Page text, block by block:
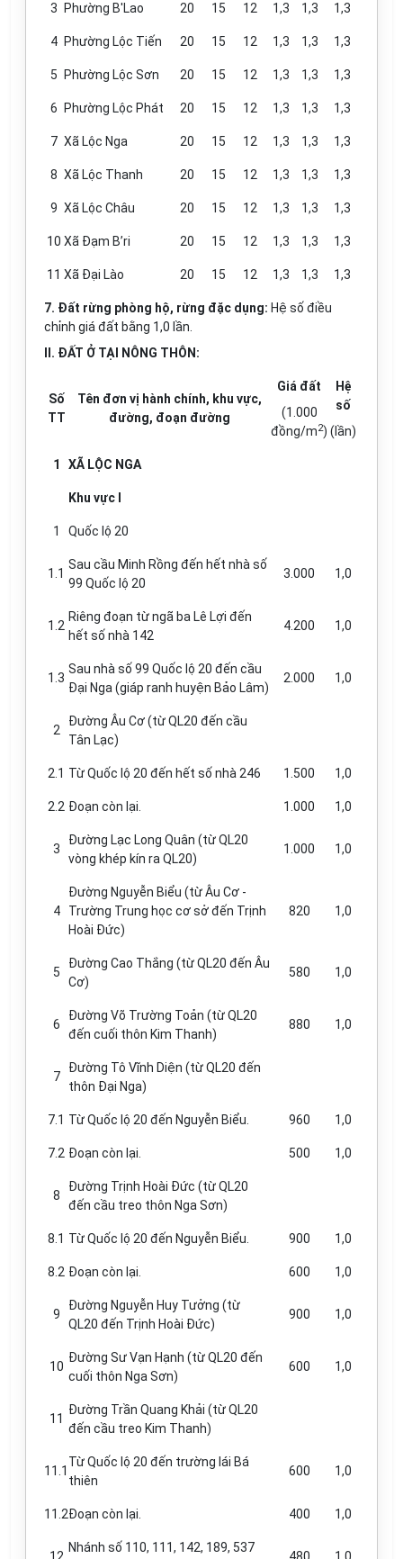
3 Phường B'Lao 20 15 12 1,3 1,3 1,3
4 Phường Lộc Tiến 20 15 12 1,3 1,3 1,3
5 Phường Lộc Sơn 20 15 12 1,3 1,3 1,3
6 Phường Lộc Phát 20 15 12 1,3 1,3 1,3
7 Xã Lộc Nga 20 15 12 1,3 1,3 1,3
8 Xã Lộc Thanh 20 15 12 1,3 1,3 1,3
9 Xã Lộc Châu 20 15 12 1,3 1,3 1,3
10 Xã Đạm B’ri 20 15 12 1,3 1,3 1,3
11 Xã Đại Lào 20 15 12 1,3 1,3 1,3
7. Đất rừng phòng hộ, rừng đặc dụng: Hệ số điều
chỉnh giá đất bằng 1,0 lần.
II. ĐẤT Ở TẠI NÔNG THÔN:
Số
TT
Tên đơn vị hành chính, khu vực,
đường, đoạn đường
Giá đất
(1.000
đồng/m2)
Hệ
số
(l ần)
1 XÃ LỘC NGA
Khu vực
1 Quốc lộ 20
1.1
Sau cầu Minh Rồng đến hết nhà số
99 Quốc lộ 20
3.000 1,0
1.2
Riêng đoạn từ ngã ba Lê Lợi đến
hết số nhà 142
4.200 1,0
1.3
Sau nhà số 99 Quốc lộ 20 đến cầu
Đại Nga (giáp ranh huyện Bảo Lâm)
2.000 1,0
2
Đường Âu Cơ (từ QL20 đến cầu
Tân Lạc)
2.1 Từ Quốc lộ 20 đến hết số nhà 246 1.500 1,0
2.2 Đoạn còn lại. 1.000 1,0
3
Đường Lạc Long Quân (từ QL20
vòng khép kín ra QL20)
1.000 1,0
4
Đường Nguyễn Biểu (từ Âu Cơ -
Trường Trung học cơ sở đến Trịnh
Hoài Đức)
820 1,0
5
Đường Cao Thắng (từ QL20 đến Âu
Cơ)
580 1,0
6
Đường Võ Trường Toản (từ QL20
đến cuối thôn Kim Thanh)
880 1,0
7
Đường Tô Vĩnh Diện (từ QL20 đến
thôn Đại Nga)
7.1 Từ Quốc lộ 20 đến Nguyễn Biểu. 960 1,0
7.2 Đoạn còn lại. 500 1,0
8
Đường Trịnh Hoài Đức (từ QL20
đến cầu treo thôn Nga Sơn)
8.1 Từ Quốc lộ 20 đến Nguyễn Biểu. 900 1,0
8.2 Đoạn còn lại. 600 1,0
9
Đường Nguyễn Huy Tưởng (từ
QL20 đến Trịnh Hoài Đức)
900 1,0
10
Đường Sư Vạn Hạnh (từ QL20 đến
cuối thôn Nga Sơn)
600 1,0
11
Đường Trần Quang Khải (từ QL20
đến cầu treo Kim Thanh)
11.1
Từ Quốc lộ 20 đến trường lái Bá
thiên
600 1,0
11.2Đoạn còn lại. 400 1,0
Nhánh số 110, 111, 142, 189, 537